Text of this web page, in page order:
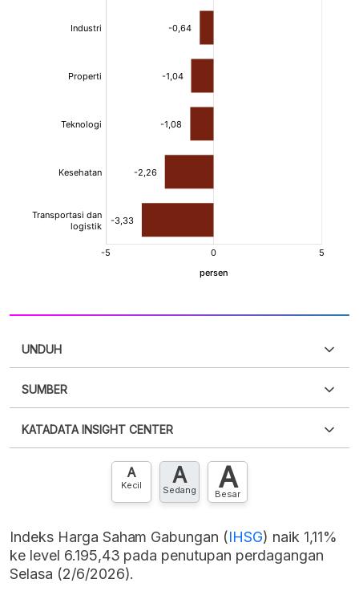
UNDUH
XLS
SUMBER
punya akun?Silakan Daftar sekarang
KATADATA INSIGHT CENTER
Hubungi sekarang »
A
Kecil A
Sedang A
Besar
Indeks Harga Saham Gabungan (IHSG) naik 1,11%
ke level 6.195,43 pada penutupan perdagangan
Selasa (2/6/2026).